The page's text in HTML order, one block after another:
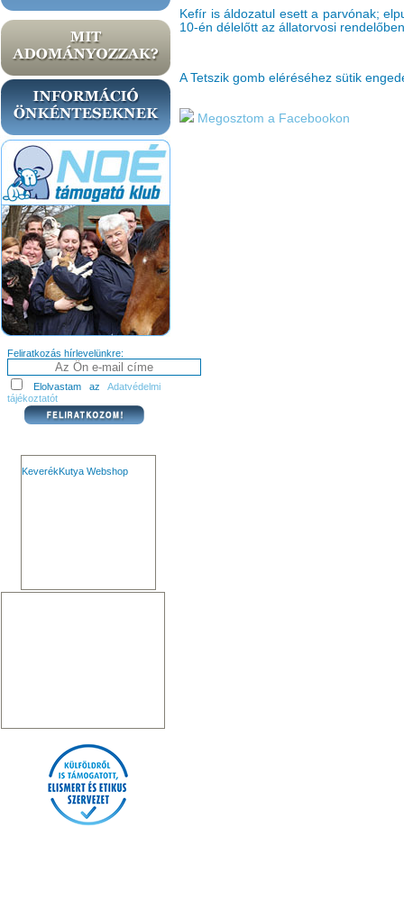
Feliratkozás hírlevelünkre:
Elolvastam az Adatvédelmi
tájékoztatót
KeverékKutya Webshop
Kefír is áldozatul esett a parvónak;
10-én délelőtt az állatorvosi
A Tetszik gomb eléréséhez sütik
Megosztom a Facebookon